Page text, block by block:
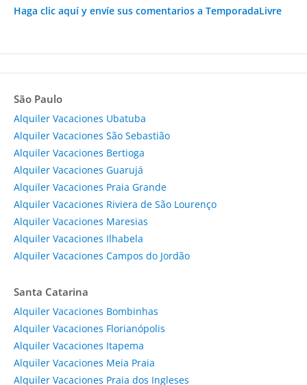
Haga clic aquí y envíe sus comentarios a TemporadaLivre
São Paulo
Alquiler Vacaciones Ubatuba
Alquiler Vacaciones São Sebastião
Alquiler Vacaciones Bertioga
Alquiler Vacaciones Guarujá
Alquiler Vacaciones Praia Grande
Alquiler Vacaciones Riviera de São Lourenço
Alquiler Vacaciones Maresias
Alquiler Vacaciones Ilhabela
Alquiler Vacaciones Campos do Jordão
Santa Catarina
Alquiler Vacaciones Bombinhas
Alquiler Vacaciones Florianópolis
Alquiler Vacaciones Itapema
Alquiler Vacaciones Meia Praia
Alquiler Vacaciones Praia dos Ingleses